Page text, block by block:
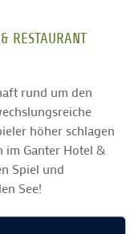
RESTAURANT
rund um den
höher schlagen
im Ganter Hotel &
Spiel und
See!